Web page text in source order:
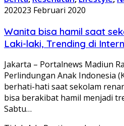
202023 Februari 2020
Wanita bisa hamil saat
Laki-laki, Trending di
Jakarta – Portalnews Madiun
Perlindungan Anak Indonesia
berhati-hati saat sekolam
bisa berakibat hamil menjadi
Sabtu…